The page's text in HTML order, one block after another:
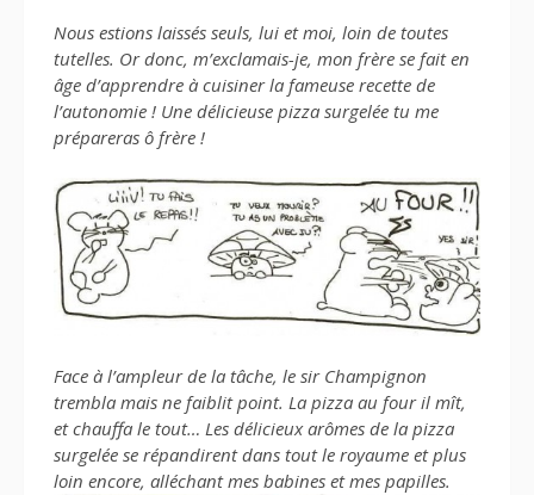
Nous estions laissés seuls, lui et moi, loin de toutes
tutelles. Or donc, m’exclamais-je, mon frère se fait en
âge d’apprendre à cuisiner la fameuse recette de
l’autonomie ! Une délicieuse pizza surgelée tu me
prépareras ô frère !
Face à l’ampleur de la tâche, le sir Champignon
trembla mais ne faiblit point. La pizza au four il mît,
et chauffa le tout… Les délicieux arômes de la pizza
surgelée se répandirent dans tout le royaume et plus
loin encore, alléchant mes babines et mes papilles.